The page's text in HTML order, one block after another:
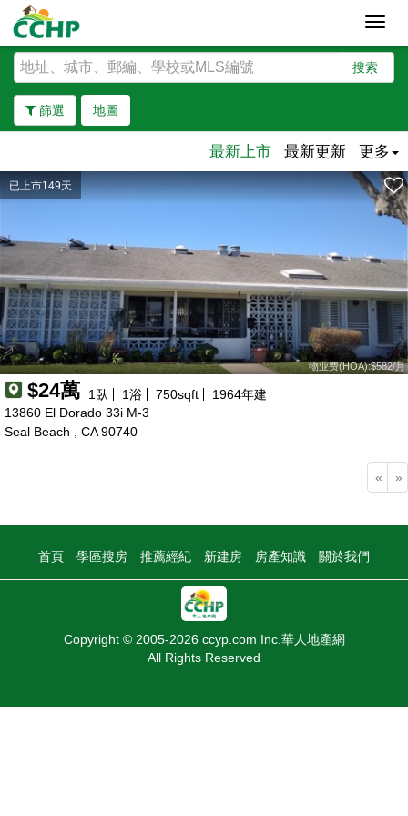
搜索
篩選 地圖
去除邊界
最新上市 最新更新 更多
已上市149天
物业费(HOA):$582/月
$24萬 1 臥 1浴 750sqft 1964年建
13860 El Dorado 33i M-3
Seal Beach , CA 90740
« »
首頁 學區搜房 推薦經紀 新建房 房產知識 關於我們
Copyright © 2005-2026 ccyp.com Inc.華人地產網
All Rights Reserved